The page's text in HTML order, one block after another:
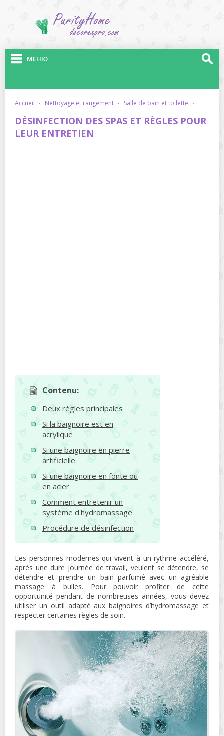
МЕНЮ
accueil · nettoyage et rangement · salle de bain et toilette ·
DÉSINFECTION DES SPAS ET RÈGLES POUR
LEUR ENTRETIEN
Contenu:
Deux règles principales
Si la baignoire est en
acrylique
Si une baignoire en pierre
artificielle
Si une baignoire en fonte ou
en acier
Comment entretenir un
système d'hydromassage
Procédure de désinfection
Les personnes modernes qui vivent à un rythme accéléré,
après une dure journée de travail, veulent se détendre, se
détendre et prendre un bain parfumé avec un agréable
massage à bulles. Pour pouvoir profiter de cette
opportunité pendant de nombreuses années, vous devez
utiliser un outil adapté aux baignoires d’hydromassage et
respecter certaines règles de soin.